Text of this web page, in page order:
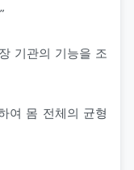
기관의 기능을 조
여 몸 전체의 균형